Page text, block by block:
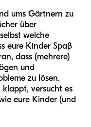
ums Gärtnern zu
über
welche
eure Kinder Spaß
dass (mehrere)
und
zu lösen.
versucht es
eure Kinder (und